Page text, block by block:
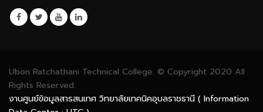
Ubon Ratchathani Technical College. © Copyright 2020 All
Rights Reserved.
งานศูนย์ข้อมูลสารสนเทศ วิทยาลัยเทคนิคอุบลราชธานี ( Information